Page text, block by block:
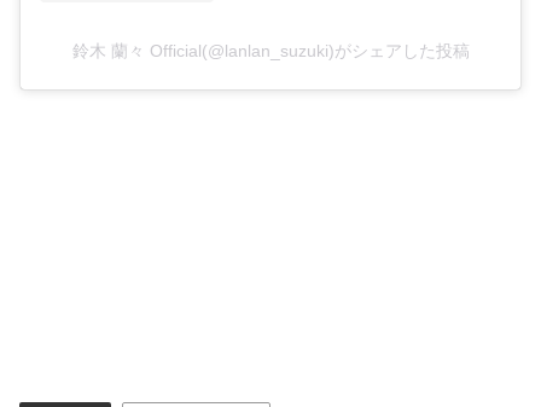
鈴木 蘭々 Official(@lanlan_suzuki)がシェアした投稿